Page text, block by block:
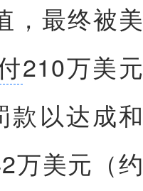
，最终被美
210万美元
款以达成和
万美元（约